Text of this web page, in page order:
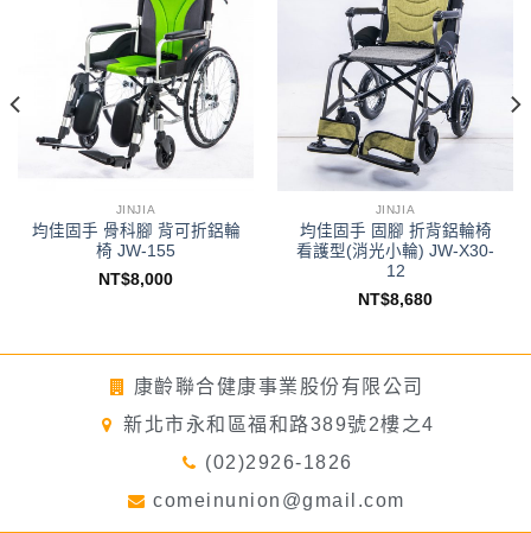
JINJIA
均佳固手 骨科腳 背可折鋁輪
椅 JW-155
NT$8,000
JINJIA
均佳固手 固腳 折背鋁輪椅
看護型(消光小輪) JW-X30-
12
NT$8,680
康齡聯合健康事業股份有限公司
新北市永和區福和路389號2樓之4
(02)2926-1826
comeinunion@gmail.com